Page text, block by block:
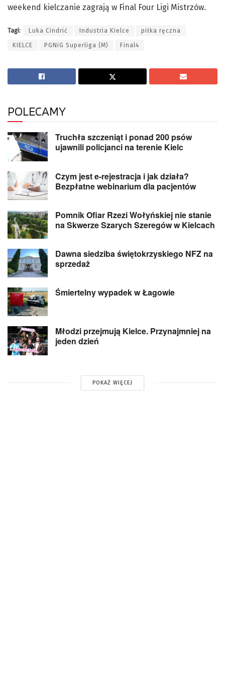
weekend kielczanie zagrają w Final Four Ligi Mistrzów.
Tagi: Luka Cindrić Industria Kielce piłka ręczna
KIELCE PGNiG Superliga (M) Final4
POLECAMY
Truchła szczeniąt i ponad 200 psów
ujawnili policjanci na terenie Kielc
Czym jest e-rejestracja i jak działa?
Bezpłatne webinarium dla pacjentów
Pomnik Ofiar Rzezi Wołyńskiej nie stanie
na Skwerze Szarych Szeregów w Kielcach
Dawna siedziba świętokrzyskiego NFZ na
sprzedaż
Śmiertelny wypadek w Łagowie
Młodzi przejmują Kielce. Przynajmniej na
jeden dzień
POKAŻ WIĘCEJ